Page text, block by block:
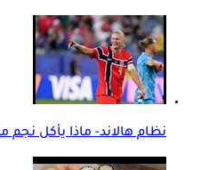
نظام هالاند- ماذا يأكل نجم